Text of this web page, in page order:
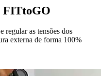
FITtoGO
regular as tensões dos
externa de forma 100%